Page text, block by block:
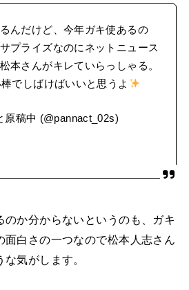
んだけど、今年ガキ使あるの
プライズなのにネットニュース
本さんがキレていらっしゃる。
でしばけばいいと思うよ
稿中 (@pannact_02s)
のか分からないというのも、ガキ
面白さの一つなので松本人志さん
気がします。